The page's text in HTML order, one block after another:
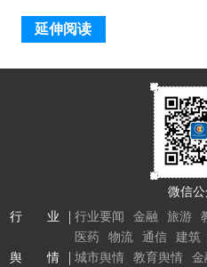
延伸阅读
微信
行 业
行业要闻 金融 旅游
医药
物流 通信 建筑
舆 情
城市舆情 教育舆情 金